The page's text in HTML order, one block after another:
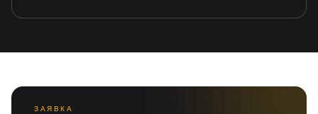
ЗАЯВКА